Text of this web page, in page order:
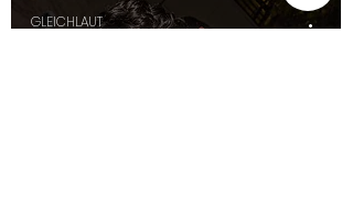
GLEICHLAUT